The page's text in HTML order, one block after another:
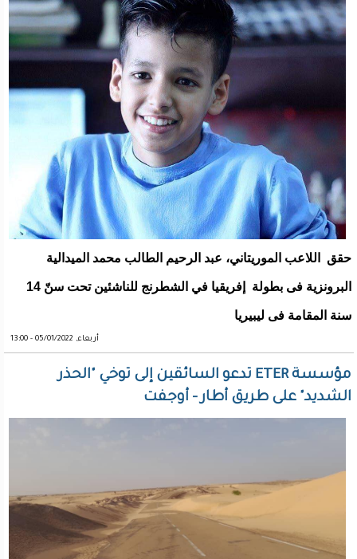
حقق اللاعب الموريتاني، عبد الرحيم الطالب محمد الميدالية
البرونزية فى بطولة إفريقيا في الشطرنج للناشئين تحت سنّ 14
سنة المقامة فى ليبيريا
أربعاء, 05/01/2022 - 13:00
مؤسسة ETER تدعو السائقين إلى توخي "الحذر
الشديد" على طريق أطار - أوجفت